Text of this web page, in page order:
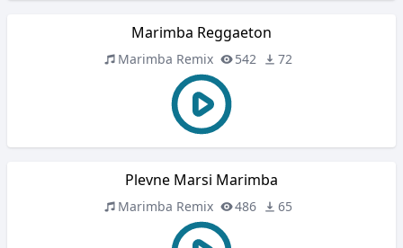
Marimba Reggaeton
Marimba Remix 542 72
Plevne Marsi Marimba
Marimba Remix 486 65